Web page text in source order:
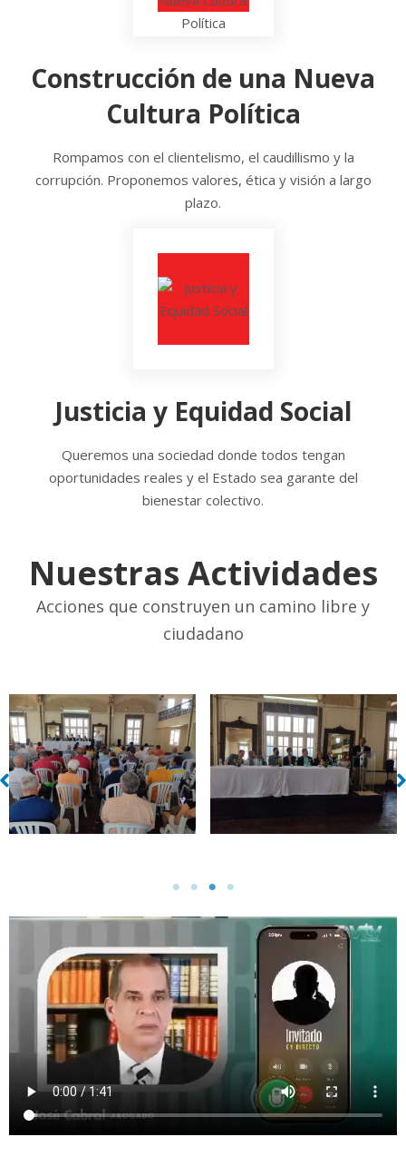
Construcción de una Nueva
Cultura Política
Rompamos con el clientelismo, el caudillismo y la
corrupción. Proponemos valores, ética y visión a largo
plazo.
Justicia y Equidad Social
Queremos una sociedad donde todos tengan
oportunidades reales y el Estado sea garante del
bienestar colectivo.
Nuestras Actividades
Acciones que construyen un camino libre y
ciudadano
Sin leyenda Sin leyenda